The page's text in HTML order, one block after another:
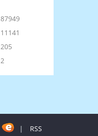
2
87949
11141
205
| RSS